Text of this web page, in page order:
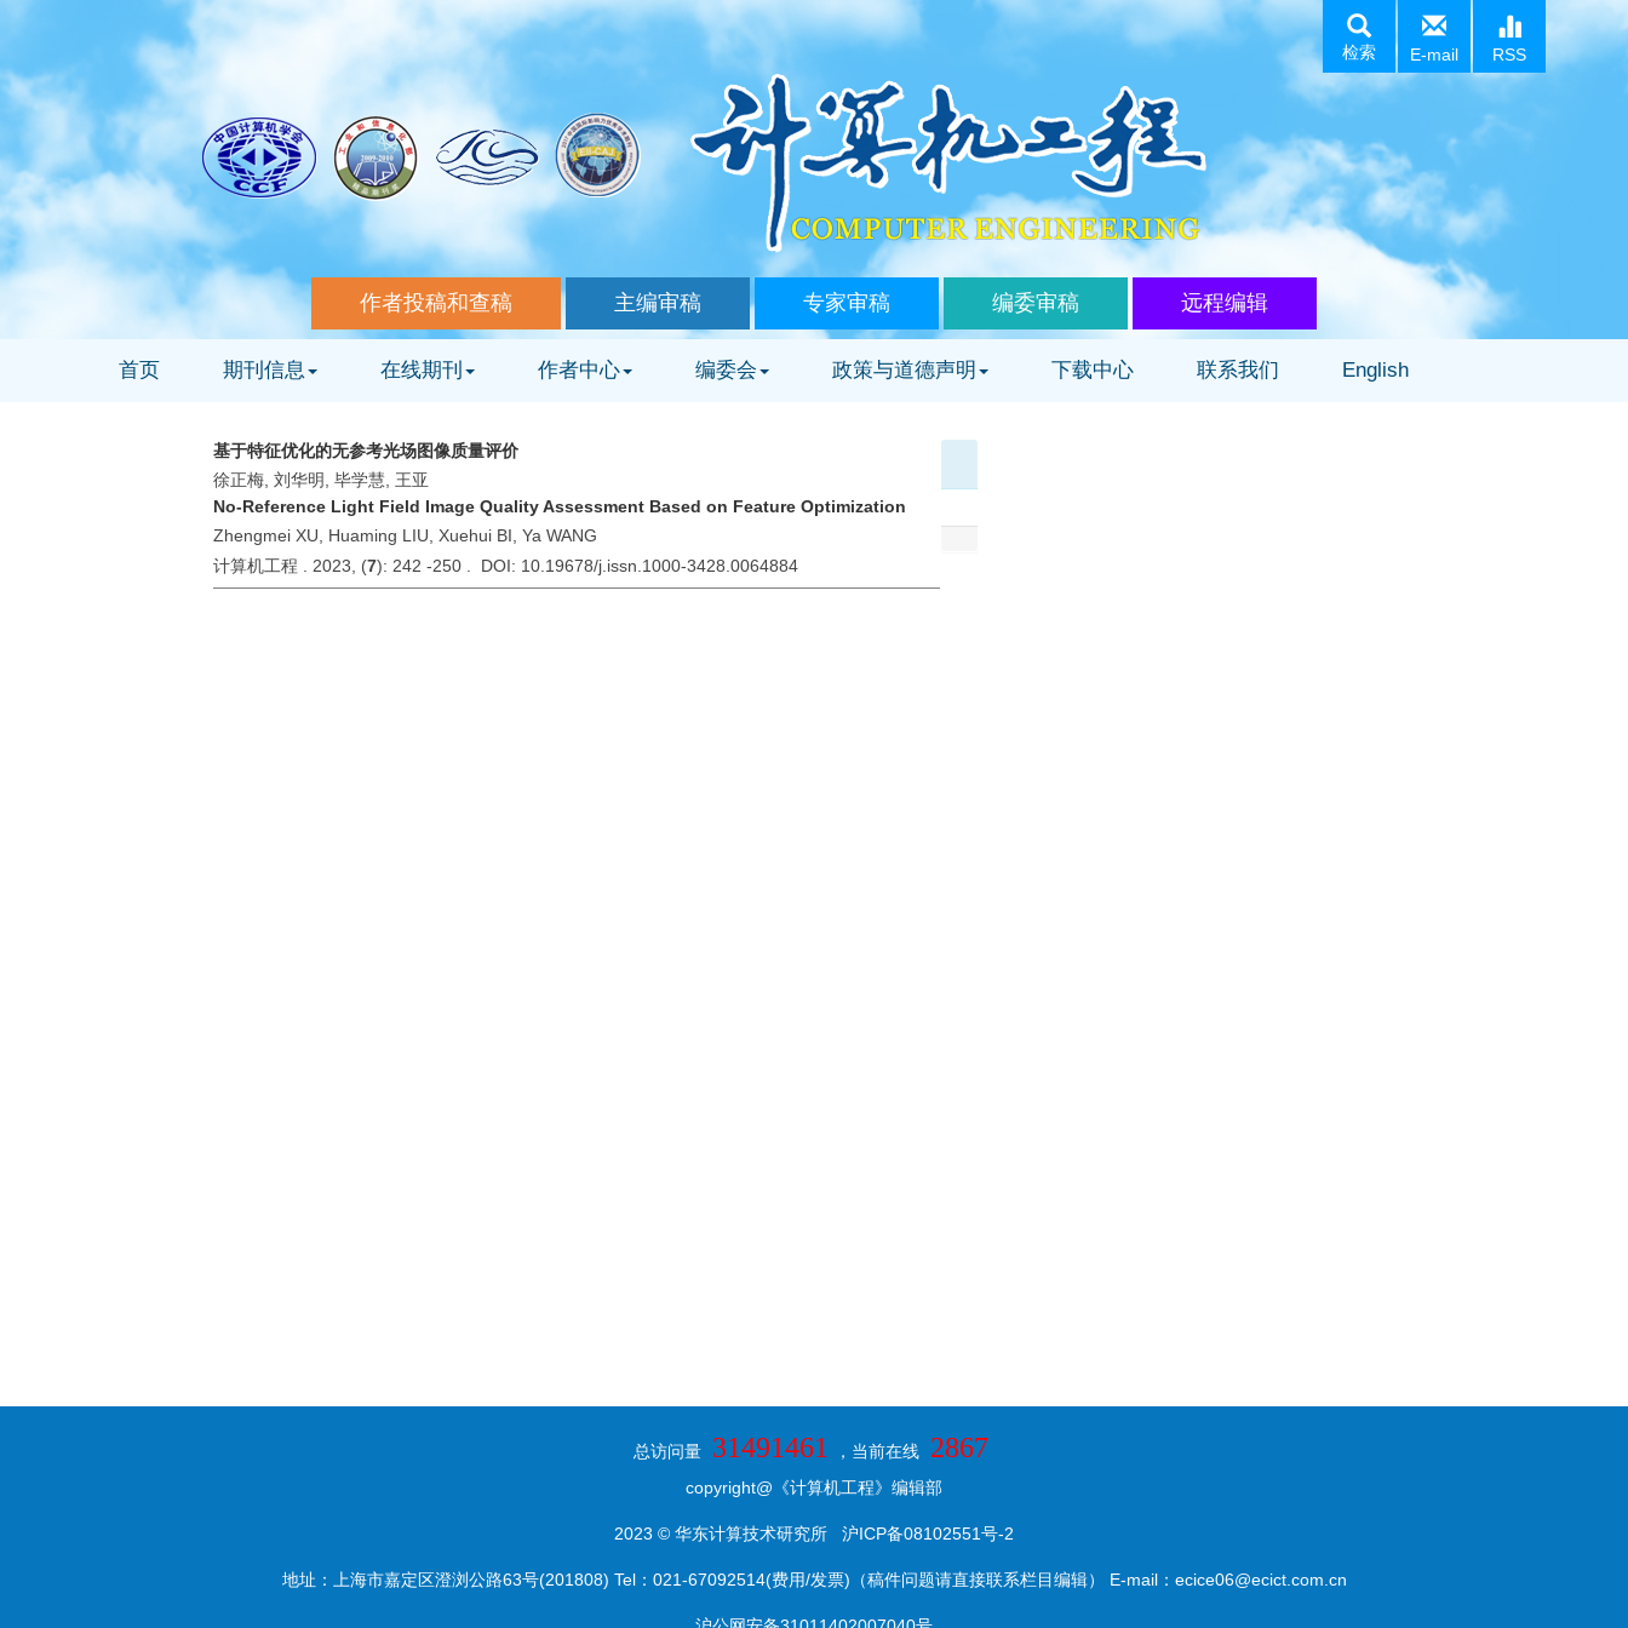
检索 E-mail RSS
作者投稿和查稿 主编审稿 专家审稿 编委审稿 远程编辑
首页 期刊信息 在线期刊 作者中心 编委会 政策与道德声明 下载中心 联系我们 English
基于特征优化的无参考光场图像质量评价
徐正梅, 刘华明, 毕学慧, 王亚
No-Reference Light Field Image Quality Assessment Based on Feature Optimization
Zhengmei XU, Huaming LIU, Xuehui BI, Ya WANG
计算机工程 . 2023, (7): 242 -250 . DOI: 10.19678/j.issn.1000-3428.0064884
总访问量 31491461 ，当前在线 2867
copyright@《计算机工程》编辑部
2023 © 华东计算技术研究所 沪ICP备08102551号-2
地址：上海市嘉定区澄浏公路63号(201808) Tel：021-67092514(费用/发票)（稿件问题请直接联系栏目编辑） E-mail：ecice06@ecict.com.cn